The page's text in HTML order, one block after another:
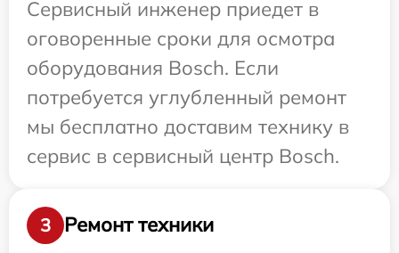
Сервисный инженер приедет в
оговоренные сроки для осмотра
оборудования Bosch. Если
потребуется углубленный ремонт
мы бесплатно доставим технику в
сервис в сервисный центр Bosch.
3
Ремонт техники